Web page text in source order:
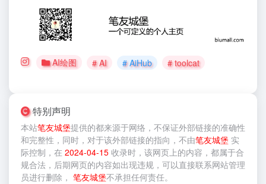
AI绘图 # AI # AiHub # toolcat
特别声明
本站笔友城堡提供的都来源于网络，不保证外部链接的准确性
和完整性，同时，对于该外部链接的指向，不由笔友城堡 实
际控制，在 2024-04-15 收录时，该网页上的内容，都属于合
规合法，后期网页的内容如出现违规，可以直接联系网站管理
员进行删除， 笔友城堡不承担任何责任。